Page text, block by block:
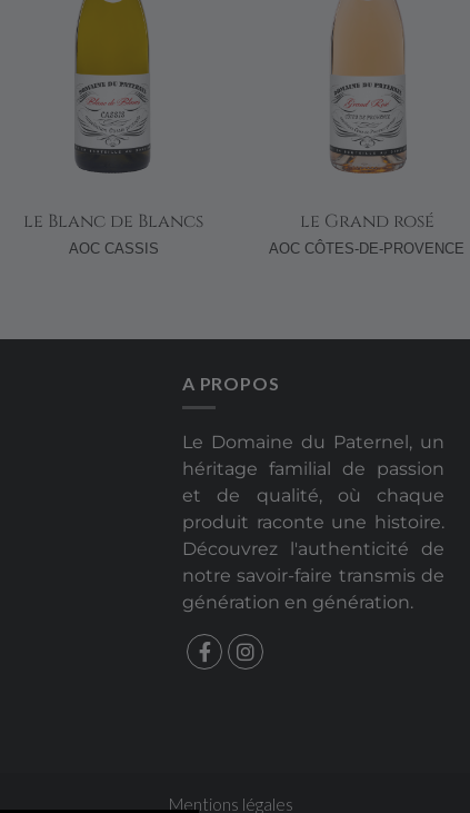
le Blanc de Blancs
AOC CASSIS
le Grand rosé
AOC CÔTES-DE-PROVENCE
A PROPOS
Le Domaine du Paternel, un
héritage familial de passion
et de qualité, où chaque
produit raconte une histoire.
Découvrez l'authenticité de
notre savoir-faire transmis de
génération en génération.
Mentions légales